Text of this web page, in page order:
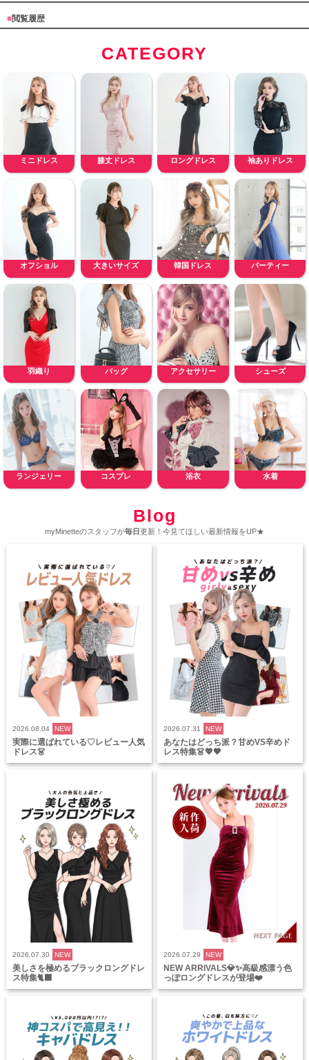
■閲覧履歴
CATEGORY
ミニドレス 膝丈ドレス ロングドレス 袖ありドレス
オフショル 大きいサイズ 韓国ドレス パーティー
羽織り バッグ アクセサリー シューズ
ランジェリー コスプレ 浴衣 水着
Blog
myMinetteのスタッフが毎日 更新！今見てほしい最新情報をUP★
2026.08.04 NEW
実際に選ばれている♡レビュー人気
ドレス👗
2026.07.31 NEW
あなたはどっち派？甘めVS辛めド
レス特集👗💖🖤
2026.07.30 NEW
美しさを極めるブラックロングドレ
ス特集🐈‍⬛
2026.07.29 NEW
NEW ARRIVALS💎✨高級感漂う色
っぽロングドレスが登場❤️